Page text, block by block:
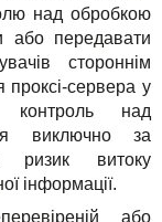
над обробкою
або передавати
стороннім
проксі-сервера у
контроль над
виключно за
ризик витоку
інформації.
або